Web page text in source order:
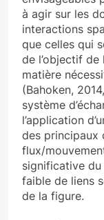
à agir sur les
interactions
que celles qui
de l’objectif
matière
(Bahoken,
système
l’application
des principaux
flux/
significative
faible de liens
de la figure.